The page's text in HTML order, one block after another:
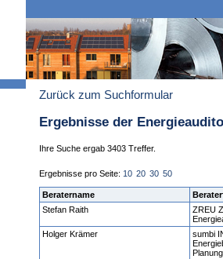
Zurück zum Suchformular
Ergebnisse der
Ihre Suche ergab 3403 Treffer.
Ergebnisse pro Seite: 10 20 30 50
Beratername
Stefan Raith
ZREU
Holger Krämer
sumbi